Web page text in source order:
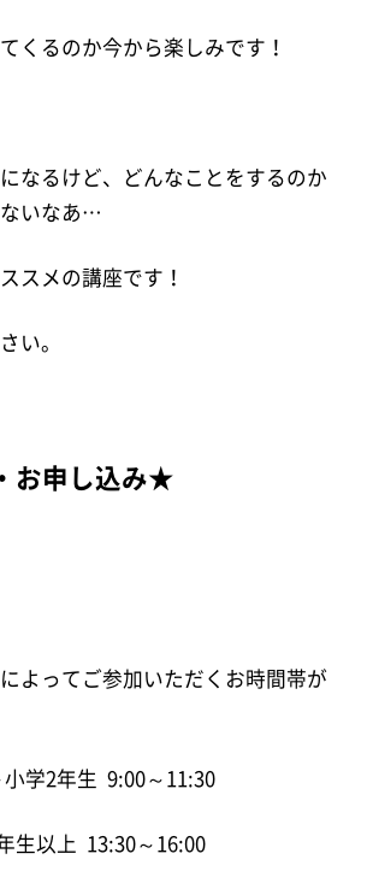
くるのか今から楽しみです！
なるけど、どんなことをするのか
いなあ…
スメの講座です！
い。
お申し込み★
よってご参加いただくお時間帯が
学2年生 9:00～11:30
生以上 13:30～16:00